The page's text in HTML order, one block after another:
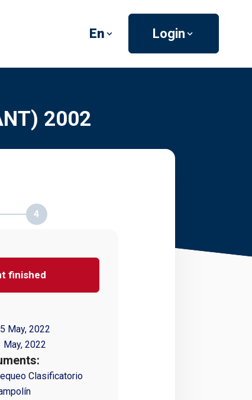
En Login
2002
4
finished
May, 2022
May, 2022
Clasificatorio